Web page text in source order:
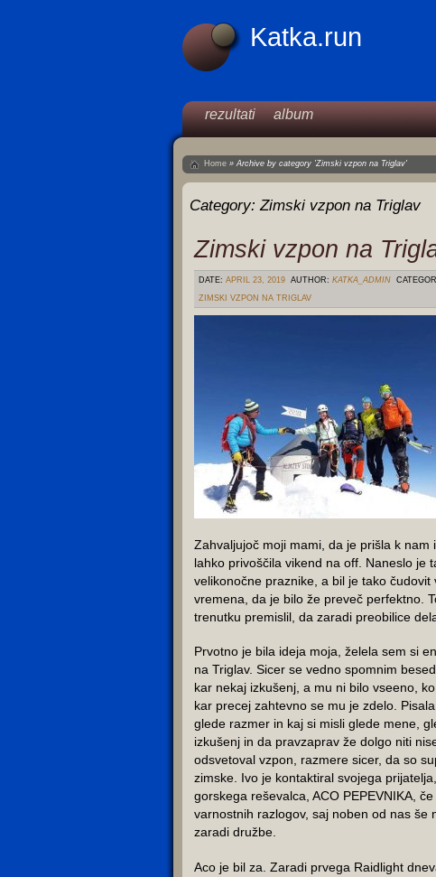
Katka.run
rezultati album
Home »Archive by category 'Zimski vzpon na Triglav'
Category:Zimski vzpon na Triglav
Zimski vzpon na
DATE: APRIL 23, 2019 AUTHOR: KATKA_ADMIN
ZIMSKI VZPON NA TRIGLAV
Zahvaljujoč moji mami, da je prišla k nam
lahko privoščila vikend na off. Naneslo je
velikonočne praznike, a bil je tako čudovit
vremena, da je bilo že preveč perfektno.
trenutku premislil, da zaradi preobilice
Prvotno je bila ideja moja, želela sem si
na Triglav. Sicer se vedno spomnim
kar nekaj izkušenj, a mu ni bilo vseeno,
kar precej zahtevno se mu je zdelo.
glede razmer in kaj si misli glede mene,
izkušenj in da pravzaprav že dolgo niti
odsvetoval vzpon, razmere sicer, da so
zimske. Ivo je kontaktiral svojega
gorskega reševalca, ACO PEPEVNIKA,
varnostnih razlogov, saj noben od nas še
zaradi družbe.
Aco je bil za. Zaradi prvega Raidlight